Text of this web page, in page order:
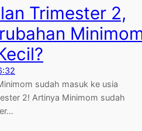
Trimester 2,
sudah masuk ke usia
2! Artinya Minimom sudah